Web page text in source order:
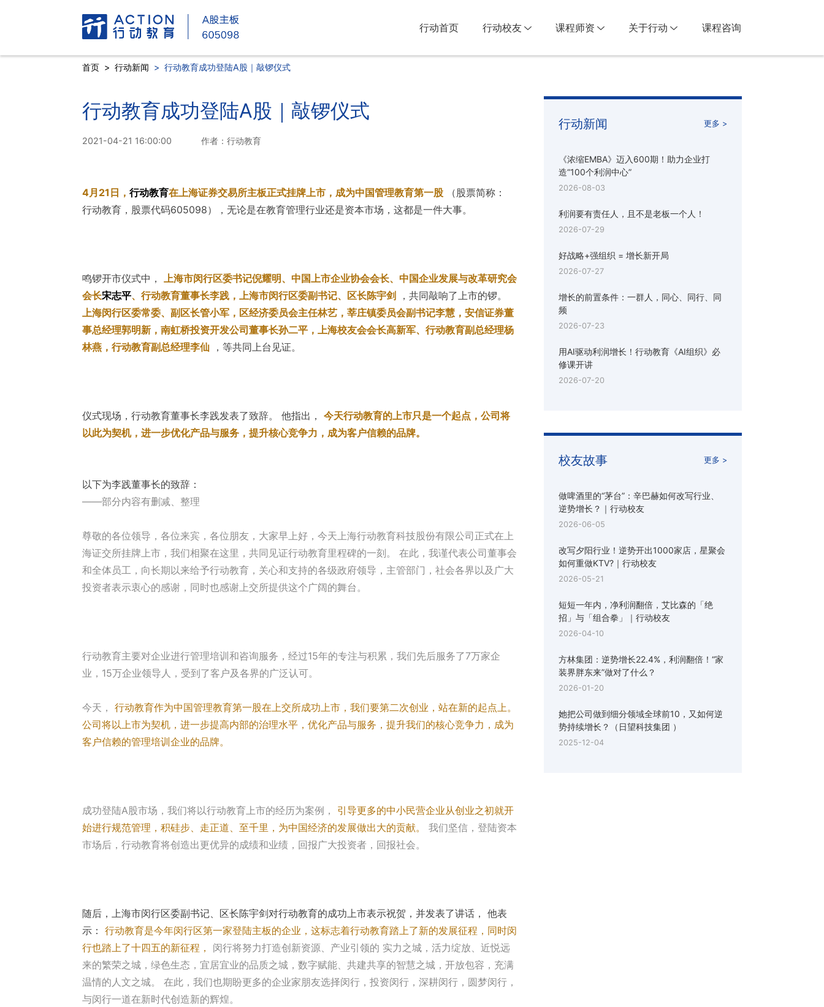
行动首页 行动校友 课程师资 关于行动 课程咨询
首页 > 行动新闻 > 行动教育成功登陆A股｜敲锣仪式
行动教育成功登陆A股｜敲锣仪式
2021-04-21 16:00:00 作者：行动教育
4月21日，行动教育在上海证券交易所主板正式挂牌上市，成为中国管理教育第一股
（股票简称：
行动教育，股票代码605098），无论是在教育管理行业还是资本市场，这都是一件大事。
鸣锣开市仪式中，
上海市闵行区委书记倪耀明、中国上市企业协会会长、中国企业发展与改革研究会
会长宋志平、行动教育董事长李践，上海市闵行区委副书记、区长陈宇剑 ，共同敲响了上市的锣。
上海闵行区委常委、副区长管小军，区经济委员会主任林艺，莘庄镇委员会副书记李慧，安信证券董
事总经理郭明新，南虹桥投资开发公司董事长孙二平，上海校友会会长高新军、行动教育副总经理杨
林燕，行动教育副总经理李仙 ，等共同上台见证。
仪式现场，行动教育董事长李践发表了致辞。 他指出，
今天行动教育的上市只是一个起点，公司将
以此为契机，进一步优化产品与服务，提升核心竞争力，成为客户信赖的品牌。
以下为李践董事长的致辞：
——部分内容有删减、整理
尊敬的各位领导，各位来宾，各位朋友，大家早上好，今天上海行动教育科技股份有限公司正式在上
海证交所挂牌上市，我们相聚在这里，共同见证行动教育里程碑的一刻。 在此，我谨代表公司董事会
和全体员工，向长期以来给予行动教育，关心和支持的各级政府领导，主管部门，社会各界以及广大
投资者表示衷心的感谢，同时也感谢上交所提供这个广阔的舞台。
行动教育主要对企业进行管理培训和咨询服务，经过15年的专注与积累，我们先后服务了7万家企
业，15万企业领导人，受到了客户及各界的广泛认可。
今天，
行动教育作为中国管理教育第一股在上交所成功上市，我们要第二次创业，站在新的起点上。
公司将以上市为契机，进一步提高内部的治理水平，优化产品与服务，提升我们的核心竞争力，成为
客户信赖的管理培训企业的品牌。
成功登陆A股市场，我们将以行动教育上市的经历为案例，
引导更多的中小民营企业从创业之初就开
始进行规范管理，积硅步、走正道、至千里，为中国经济的发展做出大的贡献。我们坚信，登陆资本
市场后，行动教育将创造出更优异的成绩和业绩，回报广大投资者，回报社会。
随后，上海市闵行区委副书记、区长陈宇剑对行动教育的成功上市表示祝贺，并发表了讲话，
他表
示：行动教育是今年闵行区第一家登陆主板的企业，这标志着行动教育踏上了新的发展征程，同时闵
行也踏上了十四五的新征程，
闵行将努力打造创新资源、产业引领的 实力之城，活力绽放、近悦远
来的繁荣之城，绿色生态，宜居宜业的品质之城，数字赋能、共建共享的智慧之城，开放包容，充满
温情的人文之城。 在此，我们也期盼更多的企业家朋友选择闵行，投资闵行，深耕闵行，圆梦闵行，
与闵行一道在新时代创造新的辉煌。
行动新闻 更多 >
《浓缩EMBA》迈入600期！助力企业打
造“100个利润中心”
2026-08-03
利润要有责任人，且不是老板一个人！
2026-07-29
好战略+强组织 = 增长新开局
2026-07-27
增长的前置条件：一群人，同心、同行、同
频
2026-07-23
用AI驱动利润增长！行动教育《AI组织》必
修课开讲
2026-07-20
校友故事 更多 >
做啤酒里的“茅台”：辛巴赫如何改写行业、
逆势增长？｜行动校友
2026-06-05
改写夕阳行业！逆势开出1000家店，星聚会
如何重做KTV?｜行动校友
2026-05-21
短短一年内，净利润翻倍，艾比森的「绝
招」与「组合拳」｜行动校友
2026-04-10
方林集团：逆势增长22.4%，利润翻倍！“家
装界胖东来”做对了什么？
2026-01-20
她把公司做到细分领域全球前10，又如何逆
势持续增长？（日望科技集团 ）
2025-12-04